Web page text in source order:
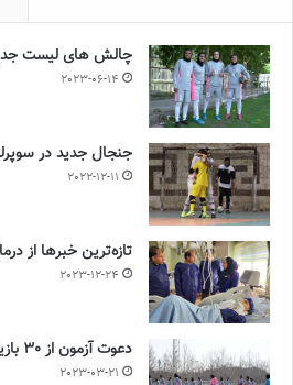
چالش هاى ليست
2023-06-14
جنجال جدید در
2022-12-11
تازه‌ترین خبرها از درمان ۲ ملی‌پوش
2023-12-24
دعوت آزمون از 30 بازیکن به اردوی تیم ملی
2023-03-21